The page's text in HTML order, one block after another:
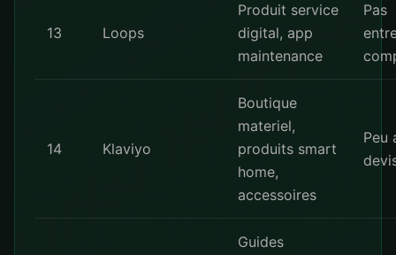
13 Loops
Produit service
digital, app
maintenance
Pas
14 Klaviyo
Boutique
materiel,
produits smart
home,
accessoires
Peu
Guides